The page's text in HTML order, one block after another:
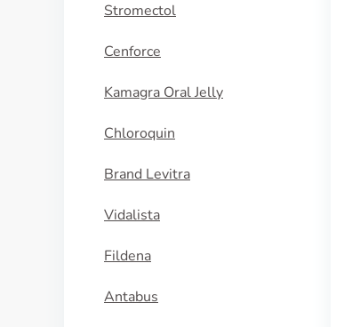
Stromectol
Cenforce
Kamagra Oral Jelly
Chloroquin
Brand Levitra
Vidalista
Fildena
Antabus